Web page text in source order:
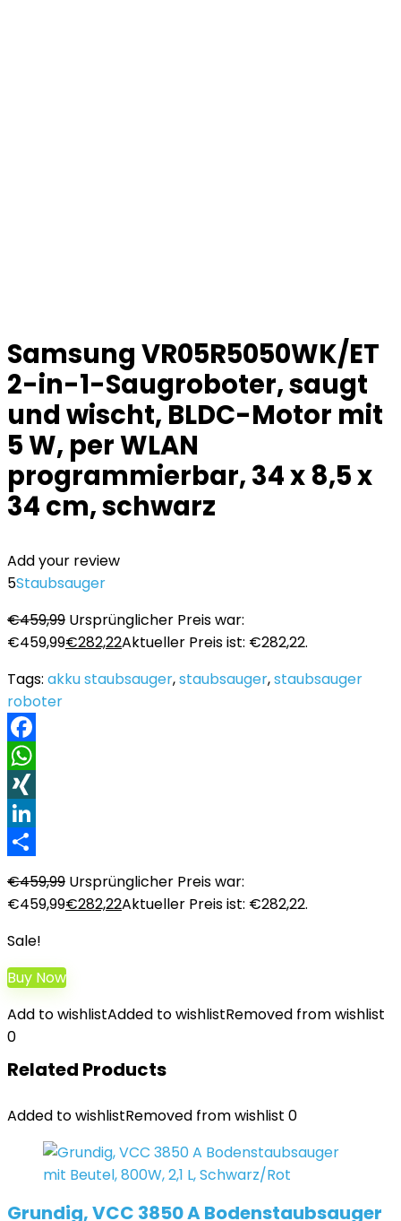
Samsung VR05R5050WK/ET
2-in-1-Saugroboter, saugt
und wischt, BLDC-Motor mit
5 W, per WLAN
programmierbar, 34 x 8,5 x
34 cm, schwarz
Add your review
5Staubsauger
€459,99 Ursprünglicher Preis war:
€459,99€282,22Aktueller Preis ist: €282,22.
Tags: akku staubsauger,staubsauger,staubsauger
roboter
Facebook
WhatsApp
XING
LinkedIn
€459,99 Ursprünglicher Preis war:
€459,99€282,22Aktueller Preis ist: €282,22.
Sale!
Buy Now
Add to wishlistAdded to wishlistRemoved from wishlist
0
Related Products
Added to wishlistRemoved from wishlist 0
Grundig, VCC 3850 A Bodenstaubsauger